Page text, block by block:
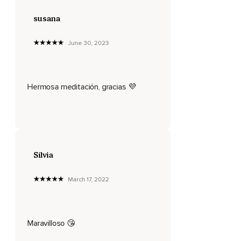
Déjala estar allí sin resistirte a ella,
Nuestro corazón.
Observa si sientes malestar o tensión en alguna parte del
susana
June 30, 2023
Hermosa meditación, gracias 💜
Sílvia
March 17, 2022
Maravilloso 😘